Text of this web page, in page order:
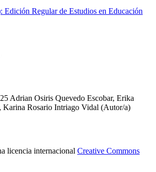
Regular de Estudios en Educación
Adrian Osiris Quevedo Escobar, Erika
Karina Rosario Intriago Vidal (Autor/a)
licencia internacional Creative Commons